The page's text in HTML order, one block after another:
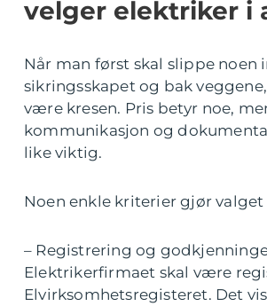
velger elektriker i
Når man først skal slippe noen
sikringsskapet og bak
være kresen. Pris betyr noe,
kommunikasjon og
like viktig.
Noen enkle kriterier gjør
– Registrering og
Elektrikerfirmaet skal være
Elvirksomhetsregisteret. Det